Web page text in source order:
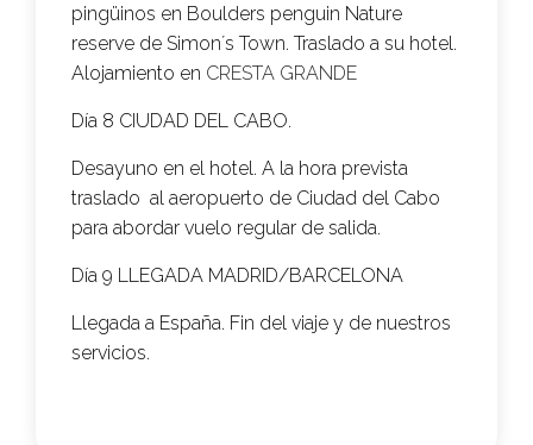
pingüinos en Boulders penguin Nature
reserve de Simon´s Town. Traslado a su hotel.
Alojamiento en CRESTA GRANDE
Día 8 CIUDAD DEL CABO.
Desayuno en el hotel. A la hora prevista
traslado al aeropuerto de Ciudad del Cabo
para abordar vuelo regular de salida.
Día 9 LLEGADA MADRID/BARCELONA
Llegada a España. Fin del viaje y de nuestros
servicios.